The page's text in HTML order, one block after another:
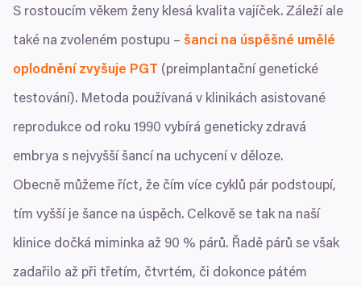
S rostoucím věkem ženy klesá kvalita vajíček. Záleží ale
také na zvoleném postupu – šanci na úspěšné umělé
oplodnění zvyšuje PGT (preimplantační genetické
testování). Metoda používaná v klinikách asistované
reprodukce od roku 1990 vybírá geneticky zdravá
embrya s nejvyšší šancí na uchycení v děloze.
Obecně můžeme říct, že čím více cyklů pár podstoupí,
tím vyšší je šance na úspěch. Celkově se tak na naší
klinice dočká miminka až 90 % párů. Řadě párů se však
zadařilo až při třetím, čtvrtém, či dokonce pátém